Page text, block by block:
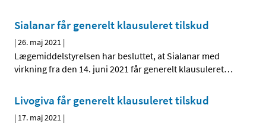
Sialanar får generelt klausuleret tilskud
|26. maj 2021 |
Lægemiddelstyrelsen har besluttet, at Sialanar med
virkning fra den 14. juni 2021 får generelt klausuleret…
Livogiva får generelt klausuleret tilskud
| 17. maj 2021 |